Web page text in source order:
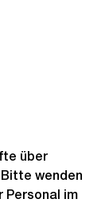
über
wenden
Personal im